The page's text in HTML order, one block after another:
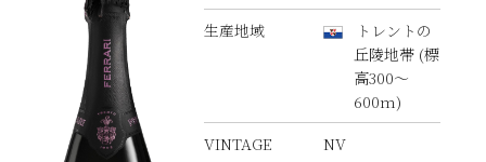
生産地域
トレントの
丘陵地帯 (標
高300～
600m)
VINTAGE
NV